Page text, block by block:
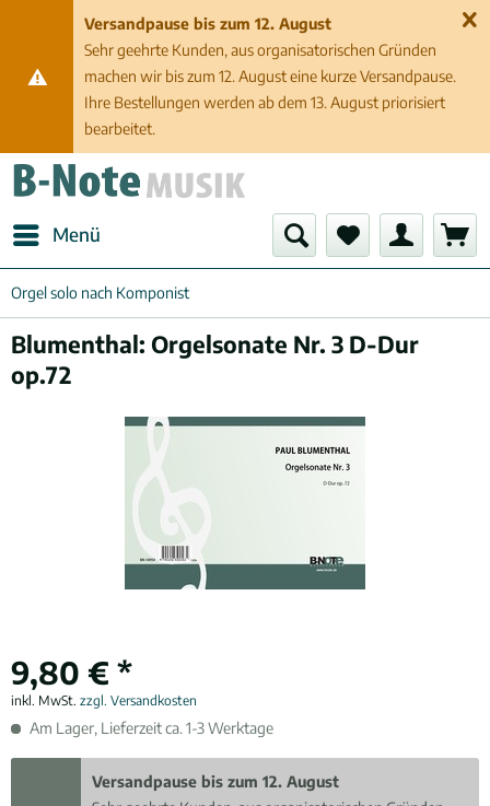
Versandpause bis zum 12. August
Sehr geehrte Kunden, aus organisatorischen Gründen
machen wir bis zum 12. August eine kurze Versandpause.
Ihre Bestellungen werden ab dem 13. August priorisiert
bearbeitet.
Menü
Orgel solo nach Komponist
Blumenthal: Orgelsonate Nr. 3 D-Dur
op.72
9,80 € *
inkl. MwSt. zzgl. Versandkosten
Am Lager, Lieferzeit ca. 1-3 Werktage
Versandpause bis zum 12. August